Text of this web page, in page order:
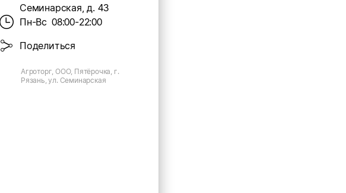
Семинарская, д. 43
Пн-Вс 08:00-22:00
Поделиться
Агроторг, ООО, Пятёрочка, г.
Рязань, ул. Семинарская